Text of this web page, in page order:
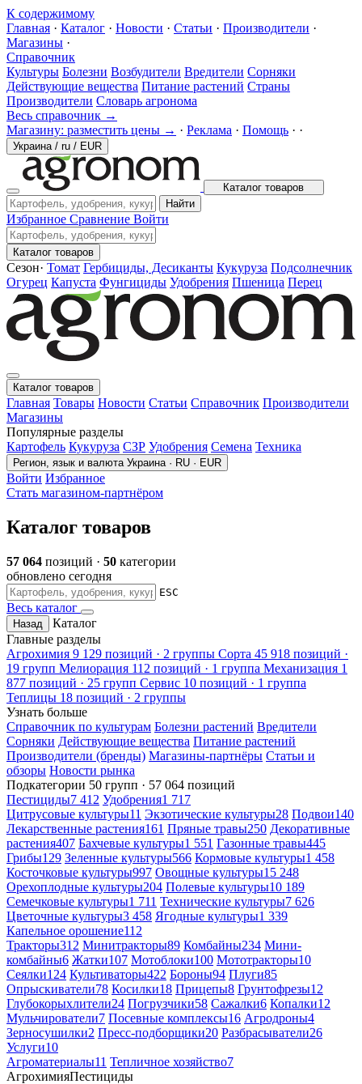
К содержимому
Главная · Каталог · Новости · Статьи · Производители ·
Магазины ·
Справочник
Культуры Болезни Возбудители Вредители Сорняки
Действующие вещества Питание растений Страны
Производители Словарь агронома
Весь справочник →
Магазину: разместить цены → · Реклама · Помощь · ·
Украина / ru / EUR
Каталог товаров
Найти
Избранное Сравнение Войти
Каталог товаров
Сезон· Томат Гербициды, Десиканты Кукуруза Подсолнечник
Огурец Капуста Фунгициды Удобрения Пшеница Перец
Каталог товаров
Главная Товары Новости Статьи Справочник Производители
Магазины
Популярные разделы
Картофель Кукуруза СЗР Удобрения Семена Техника
Регион, язык и валюта Украина · RU · EUR
Войти Избранное
Стать магазином-партнёром
Каталог товаров
57 064 позиций · 50 категории
обновлено сегодня
ESC
Весь каталог
Назад
Каталог
Главные разделы
Агрохимия 9 129 позиций · 2 группы Сорта 45 918 позиций ·
19 групп Мелиорация 112 позиций · 1 группа Механизация 1
877 позиций · 25 групп Сервис 10 позиций · 1 группа
Теплицы 18 позиций · 2 группы
Узнать больше
Справочник по культурам Болезни растений Вредители
Сорняки Действующие вещества Питание растений
Производители (бренды) Магазины-партнёры Статьи и
обзоры Новости рынка
Подкатегории 50 групп · 57 064 позиций
Пестициды7 412 Удобрения1 717
Цитрусовые культуры11 Экзотические культуры28 Подвои140
Лекарственные растения161 Пряные травы250 Декоративные
растения407 Бахчевые культуры1 551 Газонные травы445
Грибы129 Зеленные культуры566 Кормовые культуры1 458
Косточковые культуры997 Овощные культуры15 248
Орехоплодные культуры204 Полевые культуры10 189
Семечковые культуры1 711 Технические культуры7 626
Цветочные культуры3 458 Ягодные культуры1 339
Капельное орошение112
Тракторы312 Минитракторы89 Комбайны234 Мини-
комбайны6 Жатки107 Мотоблоки100 Мототракторы10
Сеялки124 Культиваторы422 Бороны94 Плуги85
Опрыскиватели78 Косилки18 Прицепы8 Грунтофрезы12
Глубокорыхлители24 Погрузчики58 Сажалки6 Копалки12
Мульчирователи7 Посевные комплексы16 Агродроны4
Зерносушилки2 Пресс-подборщики20 Разбрасыватели26
Услуги10
Агроматериалы11 Тепличное хозяйство7
АгрохимияПестициды